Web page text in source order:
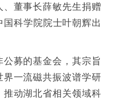
、董事长薛敏先生捐赠
国科学院院士叶朝辉出
公募的基金会，其宗旨
界一流磁共振波谱学研
推动湖北省相关领域科